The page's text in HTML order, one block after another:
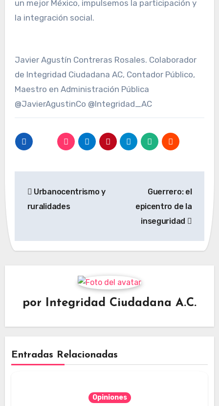
un mejor México, impulsemos la participación y
la integración social.
Javier Agustín Contreras Rosales. Colaborador
de Integridad Ciudadana AC, Contador Público,
Maestro en Administración Pública
@JavierAgustinCo @Integridad_AC
de
Urbanocentrismo y
ruralidades
Guerrero: el
epicentro de la
inseguridad
por Integridad Ciudadana A.C.
Entradas Relacionadas
Opiniones